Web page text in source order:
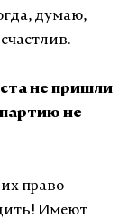
думаю,
не пришли
не
право
Имеют